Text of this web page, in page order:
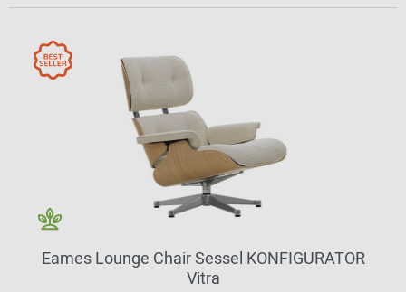
Eames Lounge Chair Sessel KONFIGURATOR
Vitra